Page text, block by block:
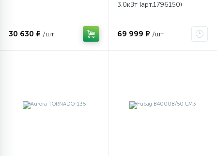
30 630 ₽ /шт
3.0кВт (арт.1796150)
69 999 ₽ /шт